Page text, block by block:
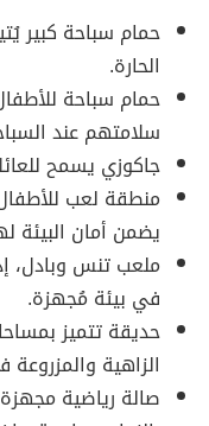
حمام سباحة كبير
الحارة.
حمام سباحة
سلامتهم عند
جاكوزي يسمح
منطقة لعب
يضمن أمان البيئة
ملعب تنس وبادل،
في بيئة مُجهزة.
حديقة تتميز
الزاهية
صالة رياضية